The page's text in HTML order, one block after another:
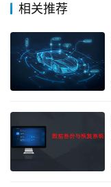
相关推荐